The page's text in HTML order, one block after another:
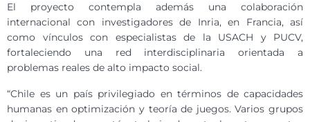
El proyecto contempla además una colaboración
internacional con investigadores de Inria, en Francia, así
como vínculos con especialistas de la USACH y PUCV,
fortaleciendo una red interdisciplinaria orientada a
problemas reales de alto impacto social.
“Chile es un país privilegiado en términos de capacidades
humanas en optimización y teoría de juegos. Varios grupos